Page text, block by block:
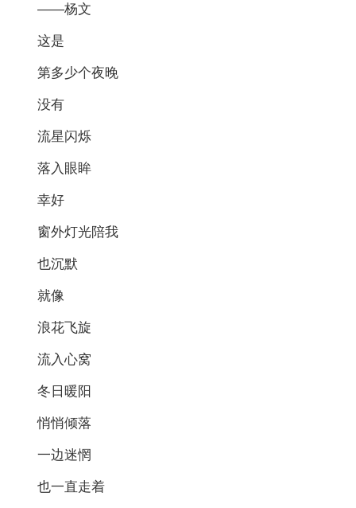
——杨文
这是
第多少个夜晚
没有
流星闪烁
落入眼眸
幸好
窗外灯光陪我
也沉默
就像
浪花飞旋
流入心窝
冬日暖阳
悄悄倾落
一边迷惘
也一直走着